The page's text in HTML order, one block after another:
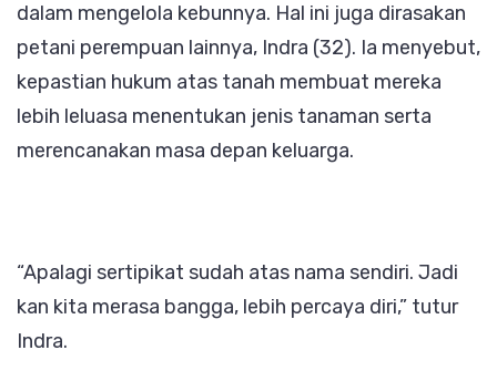
dalam mengelola kebunnya. Hal ini juga dirasakan
petani perempuan lainnya, Indra (32). Ia menyebut,
kepastian hukum atas tanah membuat mereka
lebih leluasa menentukan jenis tanaman serta
merencanakan masa depan keluarga.
“Apalagi sertipikat sudah atas nama sendiri. Jadi
kan kita merasa bangga, lebih percaya diri,” tutur
Indra.